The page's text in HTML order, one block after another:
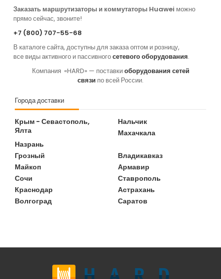
Заказать маршрутизаторы и коммутаторы Huawei можно
прямо сейчас, звоните!
+7 (800) 707-55-68
В каталоге сайта, доступны для заказа оптом и розницу,
все виды активного и пассивногосетевого оборудования.
Компания «HARD» — поставкиоборудования сетей
связи по всей России.
Города доставки
Крым - Севастополь,
Ялта
Нальчик
Махачкала
Назрань
Грозный
Владикавказ
Майкоп
Армавир
Сочи
Ставрополь
Краснодар
Астрахань
Волгоград
Саратов